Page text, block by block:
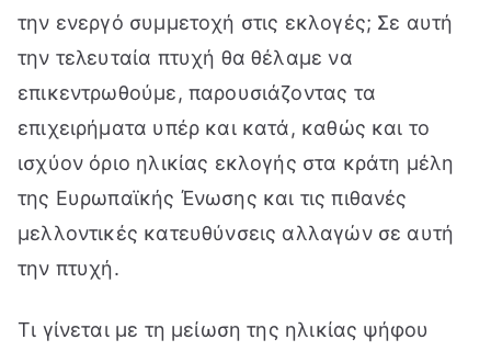
την ενεργό συμμετοχή στις εκλογές; Σε αυτή
την τελευταία πτυχή θα θέλαμε να
επικεντρωθούμε, παρουσιάζοντας τα
επιχειρήματα υπέρ και κατά, καθώς και το
ισχύον όριο ηλικίας εκλογής στα κράτη μέλη
της Ευρωπαϊκής Ένωσης και τις πιθανές
μελλοντικές κατευθύνσεις αλλαγών σε αυτή
την πτυχή.
Τι γίνεται με τη μείωση της ηλικίας ψήφου